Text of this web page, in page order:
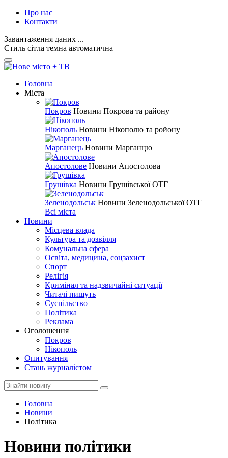
Про нас
Контакти
Завантаження даних ...
Стиль сітла темна автоматична
Головна
Міста
Покров Новини Покрова та району
Нікополь Новини Нікополю та ройону
Марганець Новини Марганцю
Апостолове Новини Апостолова
Грушівка Новини Грушівської ОТГ
Зеленодольськ Новини Зеленодольської ОТГ
Всі міста
Новини
Місцева влада
Культура та дозвілля
Комунальна сфера
Освіта, медицина, соцзахист
Спорт
Релігія
Кримінал та надзвичайні ситуації
Читачі пишуть
Суспільство
Політика
Реклама
Оголошення
Покров
Нікополь
Опитування
Стань журналістом
Головна
Новини
Політика
Новини політики